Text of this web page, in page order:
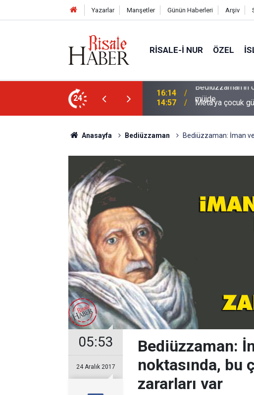
Yazarlar Manşetler Günün Haberleri Arşiv
RISALE-I NUR ÖZEL
24
talebesine gösterdiği vefa ve verdiği
14:57 Meta'ya çocuk
Anasayfa Bediüzzaman Bediüzzaman: İman
05:53
24 Aralık 2017
Bediüzzaman:
noktasında, bu
zararları var